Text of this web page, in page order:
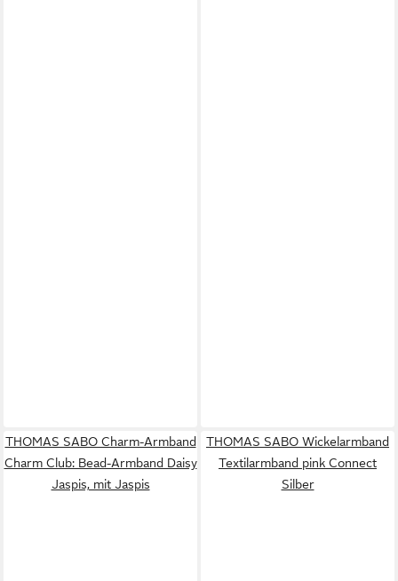
THOMAS SABO Charm-Armband
Charm Club: Bead-Armband Daisy
Jaspis, mit Jaspis
THOMAS SABO Wickelarmband
Textilarmband pink Connect
Silber